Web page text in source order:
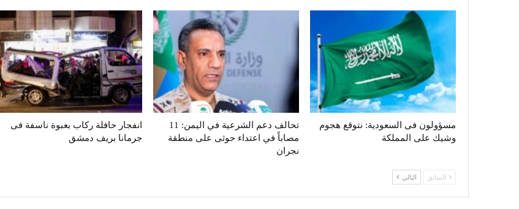
مسؤولون فى السعودية: نتوقع هجوم
وشيك على المملكة
تحالف دعم الشرعية في اليمن: 11
مصاباً في اعتداء حوثى على منطقة
نجران
انفجار حافلة ركاب بعبوة ناسفة فى
جرمانا بريف دمشق
السابق التالي